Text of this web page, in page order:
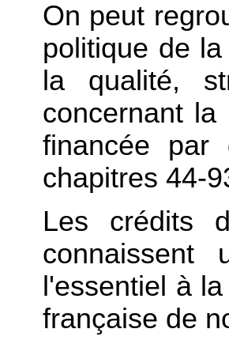
On peut
politique de
la qualité,
concernant
financée par
chapitres 44-
Les crédits
l'essentiel à
française de